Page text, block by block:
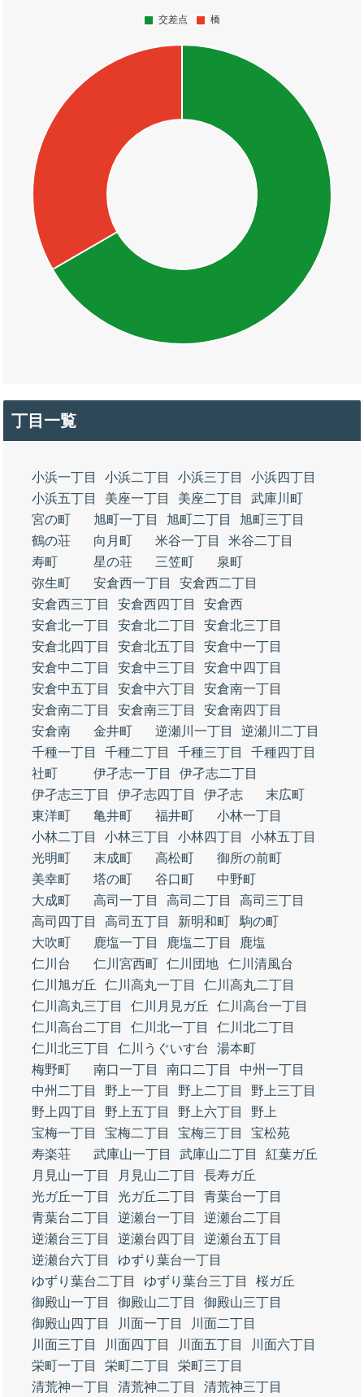
丁目一覧
小浜一丁目 小浜二丁目 小浜三丁目
小浜四丁目
小浜五丁目
美座一丁目 美座二丁目
武庫川町
宮の町
旭町一丁目 旭町二丁目
旭町三丁目
鶴の荘
向月町 米谷一丁目
米谷二丁目
寿町
星の荘 三笠町
泉町
弥生町
安倉西一丁目
安倉西二丁目
安倉西三丁目
安倉西四丁目
安倉西
安倉北一丁目
安倉北二丁目
安倉北三丁目
安倉北四丁目
安倉北五丁目
安倉中一丁目
安倉中二丁目
安倉中三丁目
安倉中四丁目
安倉中五丁目
安倉中六丁目
安倉南一丁目
安倉南二丁目
安倉南三丁目
安倉南四丁目
安倉南
金井町 逆瀬川一丁目
逆瀬川二丁目
千種一丁目
千種二丁目 千種三丁目
千種四丁目
社町
伊孑志一丁目
伊孑志二丁目
伊孑志三丁目
伊孑志四丁目 伊孑志
末広町
東洋町
亀井町 福井町
小林一丁目
小林二丁目
小林三丁目 小林四丁目
小林五丁目
光明町
末成町 高松町
御所の前町
美幸町
塔の町 谷口町
中野町
大成町
高司一丁目 高司二丁目
高司三丁目
高司四丁目
高司五丁目 新明和町
駒の町
大吹町
鹿塩一丁目 鹿塩二丁目
鹿塩
仁川台
仁川宮西町 仁川団地
仁川清風台
仁川旭ガ丘
仁川高丸一丁目
仁川高丸二丁目
仁川高丸三丁目
仁川月見ガ丘
仁川高台一丁目
仁川高台二丁目
仁川北一丁目
仁川北二丁目
仁川北三丁目
仁川うぐいす台
湯本町
梅野町
南口一丁目 南口二丁目
中州一丁目
中州二丁目
野上一丁目 野上二丁目
野上三丁目
野上四丁目
野上五丁目 野上六丁目
野上
宝梅一丁目
宝梅二丁目 宝梅三丁目
宝松苑
寿楽荘
武庫山一丁目 武庫山二丁目
紅葉ガ丘
月見山一丁目
月見山二丁目
長寿ガ丘
光ガ丘一丁目
光ガ丘二丁目
青葉台一丁目
青葉台二丁目
逆瀬台一丁目
逆瀬台二丁目
逆瀬台三丁目
逆瀬台四丁目
逆瀬台五丁目
逆瀬台六丁目
ゆずり葉台一丁目
ゆずり葉台二丁目
ゆずり葉台三丁目
桜ガ丘
御殿山一丁目
御殿山二丁目
御殿山三丁目
御殿山四丁目
川面一丁目
川面二丁目
川面三丁目
川面四丁目 川面五丁目
川面六丁目
栄町一丁目
栄町二丁目
栄町三丁目
清荒神一丁目
清荒神二丁目
清荒神三丁目